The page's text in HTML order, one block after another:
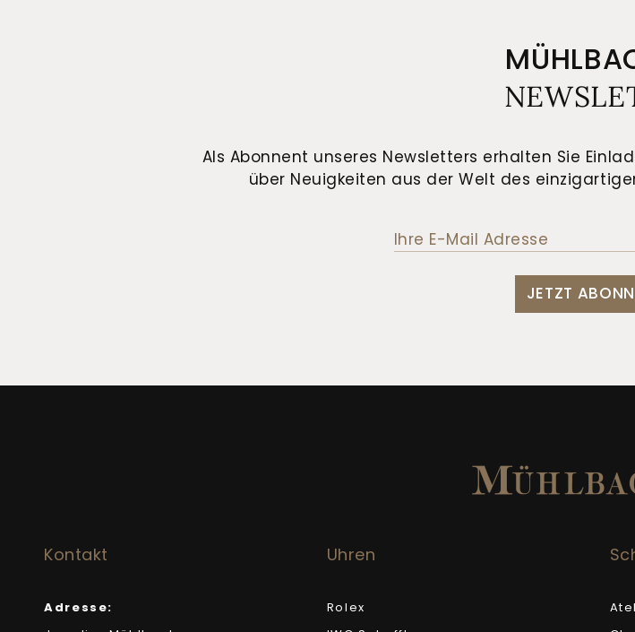
Als Abonnent unseres Newsletters erhalten Sie
über Neuigkeiten aus der Welt des
JETZT
Kontakt
Adresse:
Uhren
Rolex